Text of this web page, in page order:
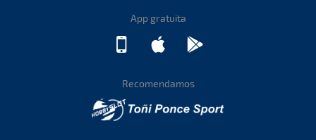
App gratuita
Recomendamos